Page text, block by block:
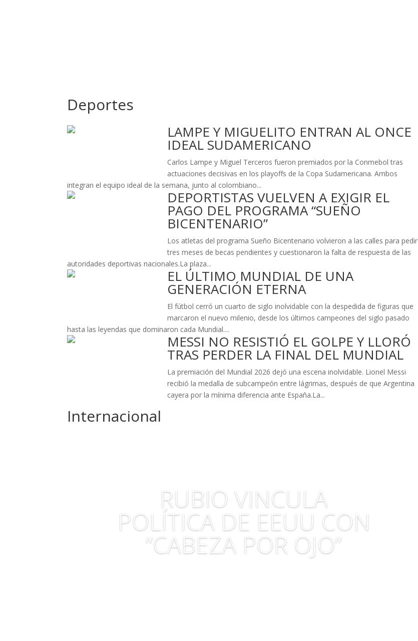
Deportes
LAMPE Y MIGUELITO ENTRAN AL ONCE
IDEAL SUDAMERICANO
Carlos Lampe y Miguel Terceros fueron premiados por la Conmebol tras
actuaciones decisivas en los playoffs de la Copa Sudamericana. Ambos
integran el equipo ideal de la semana, junto al colombiano...
DEPORTISTAS VUELVEN A EXIGIR EL
PAGO DEL PROGRAMA “SUEÑO
BICENTENARIO”
Los atletas del programa Sueño Bicentenario volvieron a las calles para pedir
tres meses de becas pendientes y cuestionaron la falta de respuesta de las
autoridades deportivas nacionales.La plaza...
EL ÚLTIMO MUNDIAL DE UNA
GENERACIÓN ETERNA
El fútbol cerró un cuarto de siglo inolvidable con la despedida de figuras que
marcaron el nuevo milenio, desde los últimos campeones del siglo pasado
hasta las leyendas que dominaron cada Mundial....
MESSI NO RESISTIÓ EL GOLPE Y LLORÓ
TRAS PERDER LA FINAL DEL MUNDIAL
La premiación del Mundial 2026 dejó una escena inolvidable. Lionel Messi
recibió la medalla de subcampeón entre lágrimas, después de que Argentina
cayera por la mínima diferencia ante España.La...
Internacional
RUBIO VINCULA
POLÍTICA DE EEUU CON
“CABEZA POR OJO”